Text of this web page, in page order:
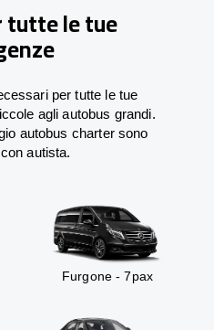
tutte le tue
per tutte le tue
agli autobus grandi.
autobus charter sono
autista.
Furgone - 7pax